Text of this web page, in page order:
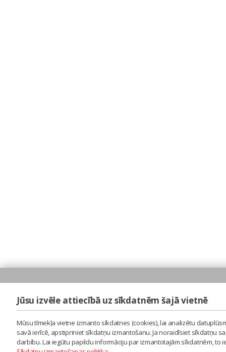
Jūsu izvēle attiecībā uz sīkdatnēm šajā vietnē
Mūsu tīmekļa vietne izmanto sīkdatnes (cookies), lai analizētu
savā ierīcē, apstipriniet sīkdatņu izmantošanu. Ja noraidīsiet sīkdatņu
darbību. Lai iegūtu papildu informāciju par izmantotajām sīkdatnēm,